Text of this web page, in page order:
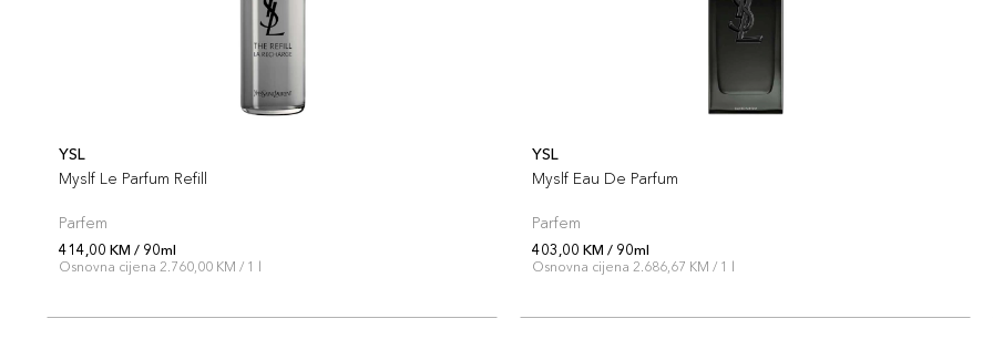
YSL
Myslf Le Parfum Refill
Parfem
414,00 KM / 90ml
Osnovna cijena 2.760,00 KM / 1 l
YSL
Myslf Eau De Parfum
Parfem
403,00 KM / 90ml
Osnovna cijena 2.686,67 KM / 1 l